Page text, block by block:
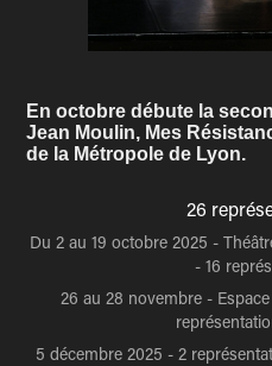
En octobre débute la
Jean Moulin, Mes
de la Métropole de Lyon.
26
​​​​​​​Du 2 au 19 octobre 2025 -
- 16
26 au 28 novembre -
5 décembre 2025 - 2